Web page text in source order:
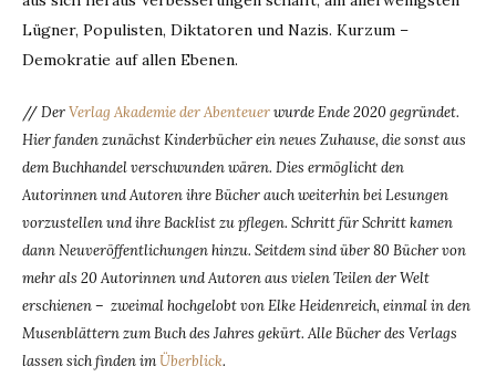
Lügner, Populisten, Diktatoren und Nazis. Kurzum –
Demokratie auf allen Ebenen.
//DerVerlag Akademie der Abenteuerwurde Ende 2020 gegründet.
Hier fanden zunächst Kinderbücher ein neues Zuhause, die sonst aus
dem Buchhandel verschwunden wären. Dies ermöglicht den
Autorinnen und Autoren ihre Bücher auch weiterhin bei Lesungen
vorzustellen und ihre Backlist zu pflegen. Schritt für Schritt kamen
dann Neuveröffentlichungen hinzu. Seitdem sind über 80 Bücher von
mehr als 20 Autorinnen und Autoren aus vielen Teilen der Welt
erschienen – zweimal hochgelobt von Elke Heidenreich, einmal in den
Musenblättern zum Buch des Jahres gekürt. Alle Bücher des Verlags
lassen sich finden imÜberblick.